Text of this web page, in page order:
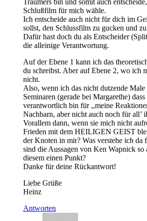
Schlußfilm für mich wähle.
Ich entscheide auch nicht für dich im
sollst, den Schlussfilm zu gucken und
Dafür hast doch du als Entscheider
die alleinige Verantwortung.
Auf der Ebene 1 kann ich das
du schreibst. Aber auf Ebene 2, wo ich
nicht.
Also, wenn ich das nicht dutzende Male
Seminaren (gerade bei Margarethe)
verantwortlich bin für ,,meine
Nachbarn, aber nicht auch noch für all’
Vorallem dann, wenn sie mich nicht
Frieden mit dem HEILIGEN GEIST
der Knoten in mir? Was verstehe ich da
sind die Aussagen von Ken Wapnick so
diesem einen Punkt?
Danke für deine Rückantwort!
Liebe Grüße
Heinz
Antworten